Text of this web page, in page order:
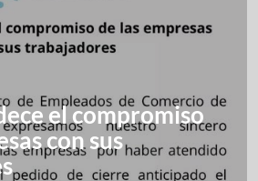
el compromiso
con sus